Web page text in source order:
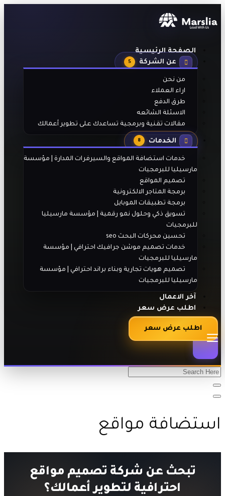
الصفحة الرئيسية
عن الشركة
5
من نحن
اراء العملاء
طرق الدفع
الاسئلة الشائعه
مقالات تقنية وبرمجية تساعدك على تطوير أعمالك
الخدمات 8
خدمات استضافة المواقع والسيرفرات المدارة | مؤسسة
مارسيليا للبرمجيات
تصميم المواقع
برمجة المتاجر الالكترونية
برمجة تطبيقات الموبايل
تسويق ذكي وحلول نمو رقمية | مؤسسة مارسيليا
للبرمجيات
تحسين محركات البحث seo
خدمات تصميم موشن جرافيك احترافي | مؤسسة
مارسيليا للبرمجيات
تصميم هويات تجارية وبناء براند احترافي | مؤسسة
مارسيليا للبرمجيات
آخر الاعمال
اطلب عرض سعر
اطلب عرض سعر
استضافة مواقع
تبحث عن شركة تصميم مواقع
احترافية لتطوير أعمالك؟